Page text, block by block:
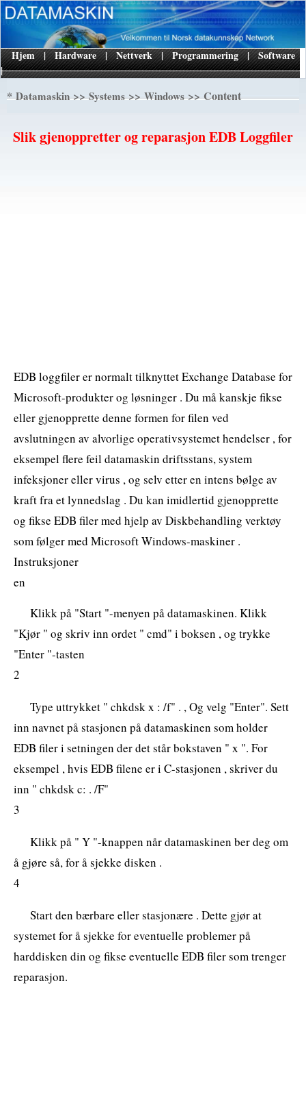
|
Hjem | Hardware | Nettverk | Programmering | Software
*Datamaskin>>Systems>>Windows>> Content
Slik gjenoppretter og reparasjon EDB Loggfiler
EDB loggfiler er normalt tilknyttet Exchange Database for
Microsoft-produkter og løsninger . Du må kanskje fikse
eller gjenopprette denne formen for filen ved
avslutningen av alvorlige operativsystemet hendelser , for
eksempel flere feil datamaskin driftsstans, system
infeksjoner eller virus , og selv etter en intens bølge av
kraft fra et lynnedslag . Du kan imidlertid gjenopprette
og fikse EDB filer med hjelp av Diskbehandling verktøy
som følger med Microsoft Windows-maskiner .
Instruksjoner
en
Klikk på "Start "-menyen på datamaskinen. Klikk
"Kjør " og skriv inn ordet " cmd" i boksen , og trykke
"Enter "-tasten
2
Type uttrykket " chkdsk x : /f" . , Og velg "Enter". Sett
inn navnet på stasjonen på datamaskinen som holder
EDB filer i setningen der det står bokstaven " x ". For
eksempel , hvis EDB filene er i C-stasjonen , skriver du
inn " chkdsk c: . /F"
3
Klikk på " Y "-knappen når datamaskinen ber deg om
å gjøre så, for å sjekke disken .
4
Start den bærbare eller stasjonære . Dette gjør at
systemet for å sjekke for eventuelle problemer på
harddisken din og fikse eventuelle EDB filer som trenger
reparasjon.